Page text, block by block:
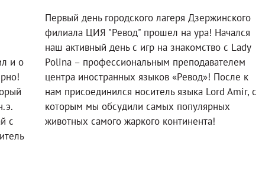
и о
с
Первый день городского лагеря Дзержинского
филиала ЦИЯ "Ревод" прошел на ура! Начался
наш активный день с игр на знакомство с Lady
Polina – профессиональным преподавателем
центра иностранных языков «Ревод»! После к
нам присоединился носитель языка Lord Amir, с
которым мы обсудили самых популярных
животных самого жаркого континента!